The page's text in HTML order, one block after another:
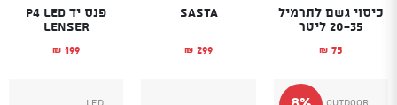
כיסוי גשם לתרמיל
20-35 ליטר
₪ 75
Sasta
₪ 299
פנס יד P4 LED
LENSER
₪ 199
Outdoor
Led